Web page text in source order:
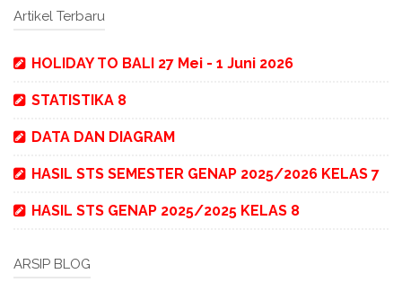
Artikel Terbaru
HOLIDAY TO BALI 27 Mei - 1 Juni 2026
STATISTIKA 8
DATA DAN DIAGRAM
HASIL STS SEMESTER GENAP 2025/2026 KELAS 7
HASIL STS GENAP 2025/2025 KELAS 8
ARSIP BLOG